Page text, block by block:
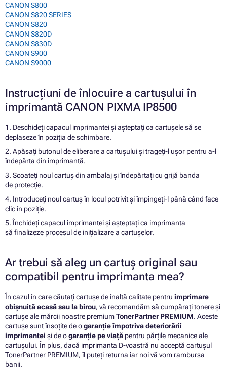
CANON S800
CANON S820 SERIES
CANON S820
CANON S820D
CANON S830D
CANON S900
CANON S9000
Instrucțiuni de înlocuire a cartușului în
imprimantă CANON PIXMA IP8500
1. Deschideți capacul imprimantei și așteptați ca cartușele să se
deplaseze în poziția de schimbare.
2. Apăsați butonul de eliberare a cartușului și trageți-l ușor pentru a-l
îndepărta din imprimantă.
3. Scoateți noul cartuș din ambalaj și îndepărtați cu grijă banda
de protecție.
4. Introduceți noul cartuș în locul potrivit și împingeți-l până când face
clic în poziție.
5. Închideți capacul imprimantei și așteptați ca imprimanta
să finalizeze procesul de inițializare a cartușelor.
Ar trebui să aleg un cartuș original sau
compatibil pentru imprimanta mea?
În cazul în care căutați cartușe de înaltă calitate pentru imprimare
obișnuită acasă sau la birou, vă recomandăm să cumpărați tonere și
cartușe ale mărcii noastre premiumTonerPartner PREMIUM. Aceste
cartușe sunt însoțite de ogaranție împotriva deteriorării
imprimantei și de ogaranție pe viață pentru părțile mecanice ale
cartușului. În plus, dacă imprimanta D-voastră nu acceptă cartușul
TonerPartner PREMIUM, îl puteți returna iar noi vă vom rambursa
banii.